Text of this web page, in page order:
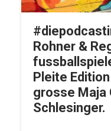
Rohner &
Pleite
grosse Maja
Schlesinger.